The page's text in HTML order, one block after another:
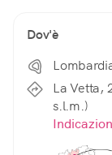
Dov'è
La Vetta,
s.l.m.)